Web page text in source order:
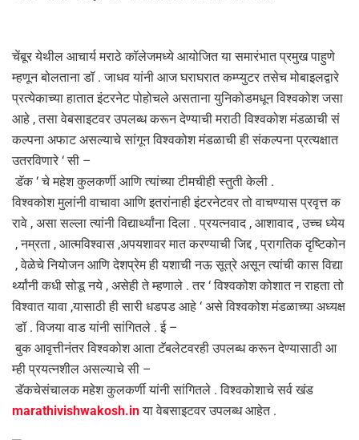
चेंबूर येथील आचार्य मराठे कॉलेजमध्ये आयोजित या समारंभात प्रमुख पाहुणे
म्हणून बोलताना डॉ . जाधव यांनी आज घराघरात कम्प्युटर तसेच मोबाइलद्वारे
प्रत्येकाच्या हातात इंटरनेट पोहोचले असताना युनिकोडमधून विश्वकोश जसा
आहे , तसा वेबसाइटवर उपलब्ध करून देण्याची मराठी विश्वकोश मंडळाची सं
कल्पना अफाट असल्याचे सांगून विश्वकोश मंडळाची ही संकल्पना प्रत्यक्षात
उतरविणारे ‘ सी –
डॅक ‘ चे महेश कुलकर्णी आणि त्यांच्या टीमचीही स्तुती केली .
विश्वकोश मुलांनी वाचावा आणि इतरांनाही इंटरनेटवर तो वाचण्यास प्रवृत्त क
रावे , असा सल्ला त्यांनी विद्यार्थ्यांना दिला . प्रयत्नवाद , आशावाद , उच्च ध्येय
, नम्रता , आत्मविश्वास ,अपयशावर मात करण्याची जिद्द , प्रागतिक दृष्टिकोन
, वेळेचे नियोजन आणि देशप्रेम ही यशाची नऊ सूत्रे असून त्यांची कास विद्या
र्थ्यांनी कधी सोडू नये , असेही ते म्हणाले . तर ‘ विश्वकोश कोशात न राहता तो
विश्वात यावा ,यासाठी ही सारी धडपड आहे ‘ असे विश्वकोश मंडळाच्या अध्यक्ष
डॉ . विजया वाड यांनी सांगितले . ई –
बुक आवृत्तीनंतर विश्वकोश आता टॅबलेटवरही उपलब्ध करून देण्यासाठी आ
म्ही प्रयत्नशील असल्याचे सी –
डॅकचेसंचालक महेश कुलकर्णी यांनी सांगितले . विश्वकोशाचे सर्व खंड
marathivishwakosh.inया वेबसाइटवर उपलब्ध आहेत .